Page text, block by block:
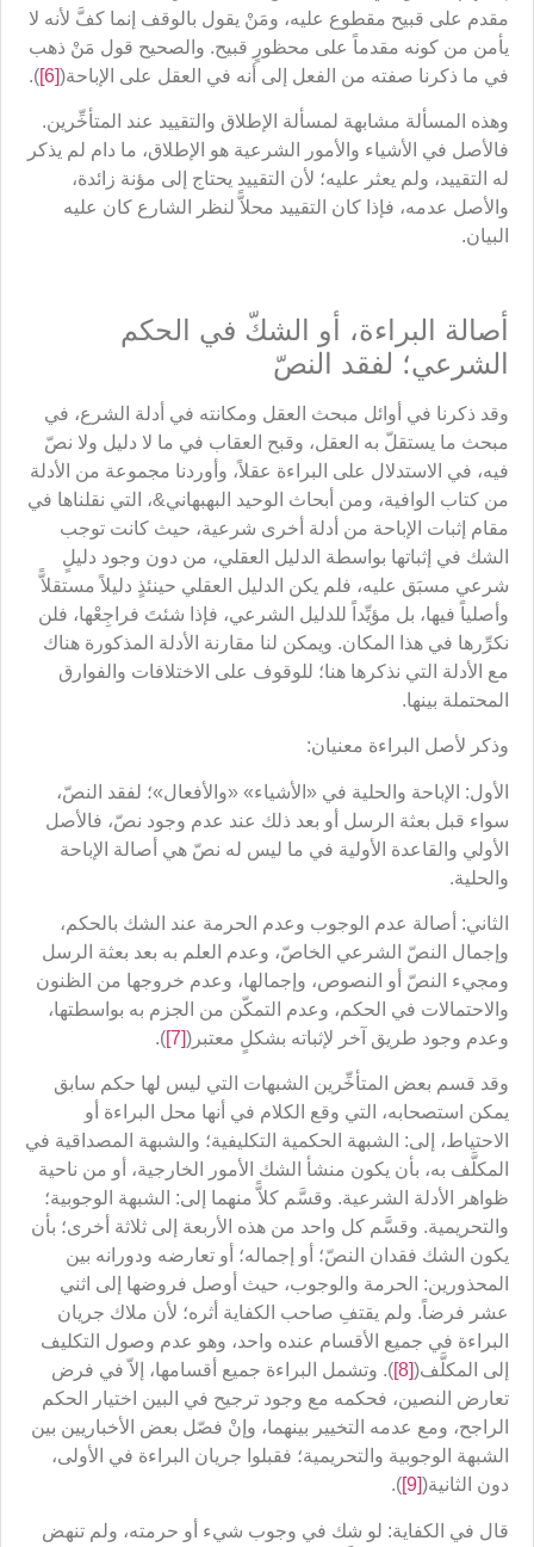
مقدم على قبيح مقطوع عليه، ومَنْ يقول بالوقف إنما كفَّ لأنه لا
يأمن من كونه مقدماً على محظورٍ قبيح. والصحيح قول مَنْ ذهب
في ما ذكرنا صفته من الفعل إلى أنه في العقل على الإباحة([6]
).
وهذه المسألة مشابهة لمسألة الإطلاق والتقييد عند المتأخِّرين.
فالأصل في الأشياء والأمور الشرعية هو الإطلاق، ما دام لم يذكر
له التقييد، ولم يعثر عليه؛ لأن التقييد يحتاج إلى مؤنة زائدة،
والأصل عدمه، فإذا كان التقييد محلاًّ لنظر الشارع كان عليه
البيان.
أصالة البراءة، أو الشكّ في الحكم
الشرعي؛ لفقد النصّ
وقد ذكرنا في أوائل مبحث العقل ومكانته في أدلة الشرع، في
مبحث ما يستقلّ به العقل، وقبح العقاب في ما لا دليل ولا نصّ
فيه، في الاستدلال على البراءة عقلاً، وأوردنا مجموعة من الأدلة
من كتاب الوافية، ومن أبحاث الوحيد البهبهاني&، التي نقلناها في
مقام إثبات الإباحة من أدلة أخرى شرعية، حيث كانت توجب
الشك في إثباتها بواسطة الدليل العقلي، من دون وجود دليلٍ
شرعي مسبَق عليه، فلم يكن الدليل العقلي حينئذٍ دليلاً مستقلاًّ
وأصلياً فيها، بل مؤيِّداً للدليل الشرعي، فإذا شئتَ فراجِعْها، فلن
نكرِّرها في هذا المكان. ويمكن لنا مقارنة الأدلة المذكورة هناك
مع الأدلة التي نذكرها هنا؛ للوقوف على الاختلافات والفوارق
المحتملة بينها.
وذكر لأصل البراءة معنيان:
الأول: الإباحة والحلية في «الأشياء» «والأفعال»؛ لفقد النصّ،
سواء قبل بعثة الرسل أو بعد ذلك عند عدم وجود نصّ، فالأصل
الأولي والقاعدة الأولية في ما ليس له نصّ هي أصالة الإباحة
والحلية.
الثاني: أصالة عدم الوجوب وعدم الحرمة عند الشك بالحكم،
وإجمال النصّ الشرعي الخاصّ، وعدم العلم به بعد بعثة الرسل
ومجيء النصّ أو النصوص، وإجمالها، وعدم خروجها من الظنون
والاحتمالات في الحكم، وعدم التمكّن من الجزم به بواسطتها،
وعدم وجود طريق آخر لإثباته بشكلٍ معتبر([7]
).
وقد قسم بعض المتأخِّرين الشبهات التي ليس لها حكم سابق
يمكن استصحابه، التي وقع الكلام في أنها محل البراءة أو
الاحتياط، إلى: الشبهة الحكمية التكليفية؛ والشبهة المصداقية في
المكلَّف به، بأن يكون منشأ الشك الأمور الخارجية، أو من ناحية
ظواهر الأدلة الشرعية. وقسَّم كلاًّ منهما إلى: الشبهة الوجوبية؛
والتحريمية. وقسَّم كل واحد من هذه الأربعة إلى ثلاثة أخرى؛ بأن
يكون الشك فقدان النصّ؛ أو إجماله؛ أو تعارضه ودورانه بين
المحذورين: الحرمة والوجوب، حيث أوصل فروضها إلى اثني
عشر فرضاً. ولم يقتفِ صاحب الكفاية أثره؛ لأن ملاك جريان
البراءة في جميع الأقسام عنده واحد، وهو عدم وصول التكليف
إلى المكلَّف([8]
). وتشمل البراءة جميع أقسامها، إلاّ في فرض
تعارض النصين، فحكمه مع وجود ترجيح في البين اختيار الحكم
الراجح، ومع عدمه التخيير بينهما، وإنْ فصّل بعض الأخباريين بين
الشبهة الوجوبية والتحريمية؛ فقبلوا جريان البراءة في الأولى،
دون الثانية([9]
).
قال في الكفاية: لو شك في وجوب شيء أو حرمته، ولم تنهض